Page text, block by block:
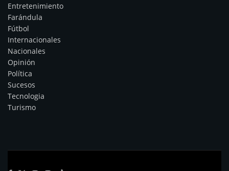
Entretenimiento
Farándula
Fútbol
Internacionales
Nacionales
Opinión
Política
Sucesos
Tecnologia
Turismo